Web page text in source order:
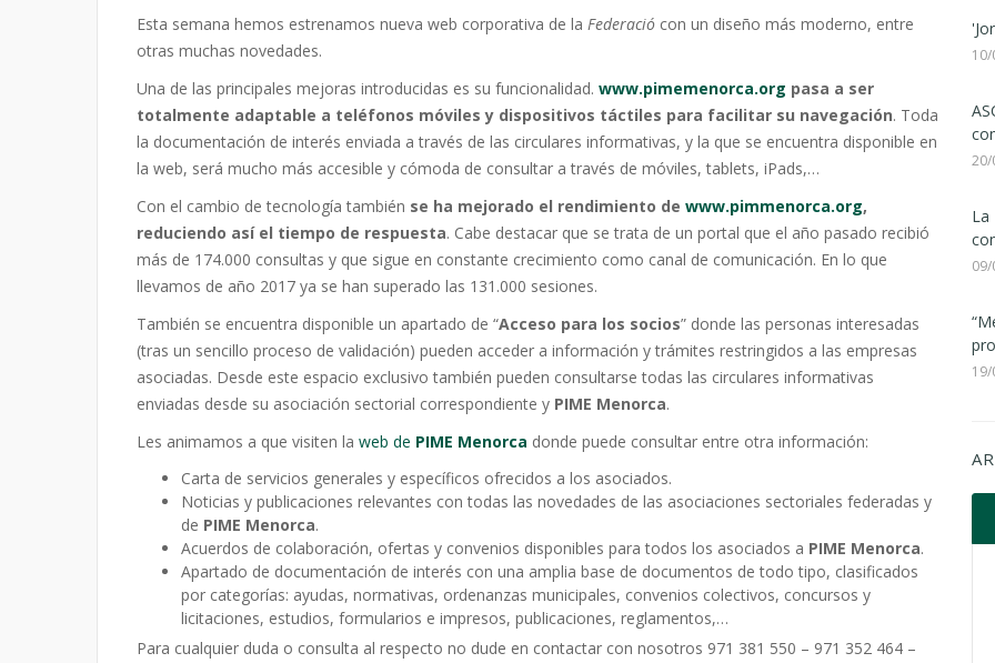
Esta semana hemos estrenamos nueva web corporativa de la Federació con un diseño más moderno, entre
otras muchas novedades.
Una de las principales mejoras introducidas es su funcionalidad. www.pimemenorca.org pasa a ser
totalmente adaptable a teléfonos móviles y dispositivos táctiles para facilitar su navegación. Toda
la documentación de interés enviada a través de las circulares informativas, y la que se encuentra disponible en
la web, será mucho más accesible y cómoda de consultar a través de móviles, tablets, iPads,…
Con el cambio de tecnología también se ha mejorado el rendimiento de www.pimmenorca.org,
reduciendo así el tiempo de respuesta. Cabe destacar que se trata de un portal que el año pasado recibió
más de 174.000 consultas y que sigue en constante crecimiento como canal de comunicación. En lo que
llevamos de año 2017 ya se han superado las 131.000 sesiones.
También se encuentra disponible un apartado de “Acceso para los socios” donde las personas interesadas
(tras un sencillo proceso de validación) pueden acceder a información y trámites restringidos a las empresas
asociadas. Desde este espacio exclusivo también pueden consultarse todas las circulares informativas
enviadas desde su asociación sectorial correspondiente y PIME Menorca.
Les animamos a que visiten la web de PIME Menorca donde puede consultar entre otra información:
Carta de servicios generales y específicos ofrecidos a los asociados.
Noticias y publicaciones relevantes con todas las novedades de las asociaciones sectoriales federadas y
de PIME Menorca.
Acuerdos de colaboración, ofertas y convenios disponibles para todos los asociados a PIME Menorca.
Apartado de documentación de interés con una amplia base de documentos de todo tipo, clasificados
por categorías: ayudas, normativas, ordenanzas municipales, convenios colectivos, concursos y
licitaciones, estudios, formularios e impresos, publicaciones, reglamentos,…
Para cualquier duda o consulta al respecto no dude en contactar con nosotros 971 381 550 – 971 352 464 –
20/
La